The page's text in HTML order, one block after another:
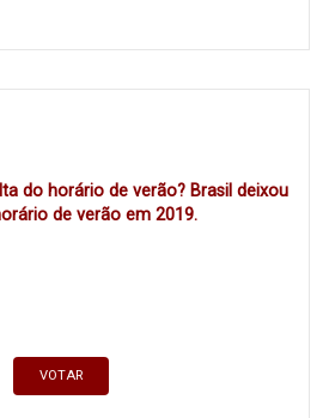
uma reclamação sobre as ruas da
é um descaso com a população
passa de carro vc fica pulando dentro
a av Panamá e as ruas em torno
algumas av do bairro centro..... é um
ali todos os dias ) Isso acaba
.... cadê os vereadores para cobrarem,
executarem estás obras, CADÊ
do horário de verão? Brasil deixou
de verão em 2019.
VOTAR